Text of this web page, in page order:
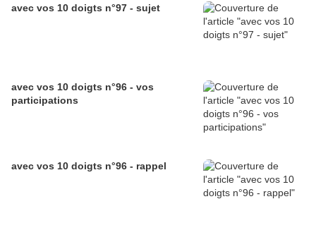
avec vos 10 doigts n°97 - sujet
avec vos 10 doigts n°96 - vos
participations
avec vos 10 doigts n°96 - rappel